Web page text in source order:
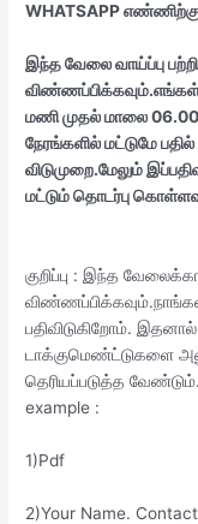
WHATSAPP
இந்த வேலை வாய்ப்பு பற்றி
விண்ணப்பிக்கவும்.எங்கள்
மணி முதல் மாலை 06.00
நேரங்களில் மட்டுமே
விடுமுறை.மேலும்
மட்டும் தொடர்பு
குறிப்பு : இந்த
பதிவிடுகிறோம்.
டாக்குமெண்ட்டுகளை
தெரியப்படுத்த வேண்டும்.
example :
1)Pdf
2)Your Name.